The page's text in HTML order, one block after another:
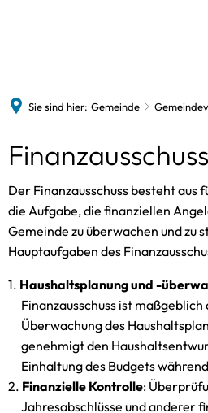
Pol.
FAQ
Sie sind hier: Gemeinde
Finanzausschuss
Der Finanzausschuss besteht aus
die Aufgabe, die finanziellen
Gemeinde zu überwachen und zu
Hauptaufgaben des
Haushaltsplanung und -
Finanzausschuss ist
Überwachung des
genehmigt den
Einhaltung des Budgets
Finanzielle Kontrolle:
Jahresabschlüsse und anderer